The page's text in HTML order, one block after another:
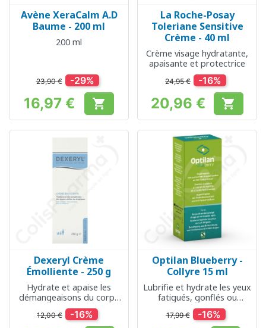
Avène XeraCalm A.D
Baume - 200 ml
200 ml
23,90 € -29%
Prix
16,97 € 
La Roche-Posay
Toleriane Sensitive
Crème - 40 ml
Crème visage hydratante,
apaisante et protectrice
24,95 € -16%
Prix
20,96 € 
Dexeryl Crème
Émolliente - 250 g
Hydrate et apaise les
démangeaisons du corps
et du visage
12,00 € -16%
Optilan Blueberry -
Collyre 15 ml
Lubrifie et hydrate les yeux
fatigués, gonflés ou
surmenés
17,99 € -16%